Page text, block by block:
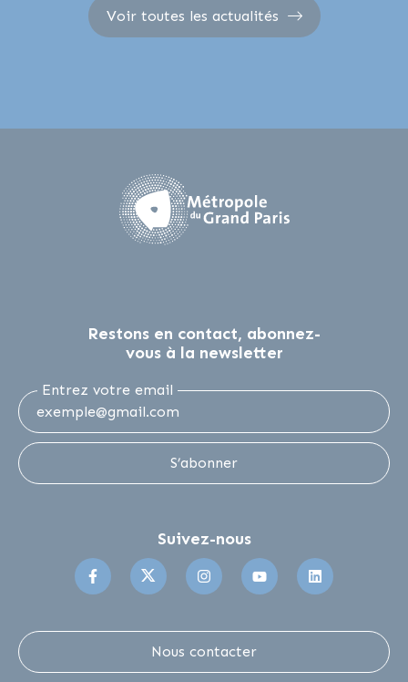
Voir toutes les actualités
Restons en contact, abonnez-
vous à la newsletter
Entrez votre email
S’abonner
Suivez-nous
Suivez-nous sur Facebook
Suivez-nous sur Twitter
Suivez-nous surSuivez-nous sur
Nous contacter